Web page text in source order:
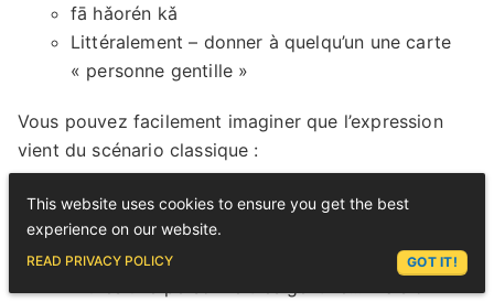
fā hǎorén kǎ
Littéralement – donner à quelqu’un une carte
« personne gentille »
Vous pouvez facilement imaginer que l’expression
vient du scénario classique :
你是个好人，我们还是当朋友吧！
nǐ shìgè hǎorén, wǒmen háishì dāng péngyǒu
ba!
This website uses cookies to ensure you get the best
experience on our website.
READ PRIVACY POLICY GOT IT!
ASK LEX